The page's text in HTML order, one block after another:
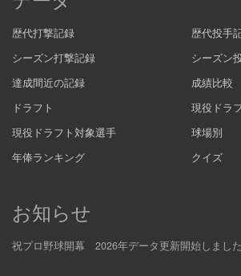
歴代打撃記録
歴代投手
シーズン打撃記録
シーズン
達成間近の記録
成績比較
ドラフト
現役ドラ
現役ドラフト対象選手
球場別
年俸ランキング
クイズ
お知らせ
祝プロ野球開幕 2026年データ更新開始しました